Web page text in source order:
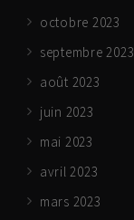
octobre 2023
septembre 2023
août 2023
juin 2023
mai 2023
avril 2023
mars 2023